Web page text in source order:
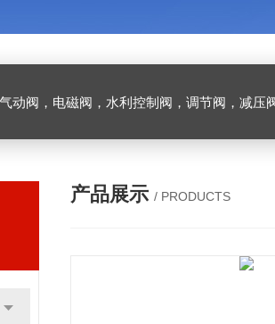
动阀，电磁阀，水利控制阀，调节阀，减压阀，阻
产品展示 / PRODUCTS